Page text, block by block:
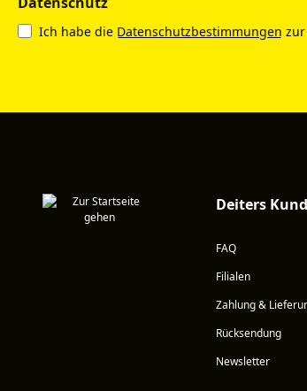
Ich habe die Datenschutzbestimmungen
Deiters
FAQ
Filialen
Zahlung &
Rücksendung
Newsletter